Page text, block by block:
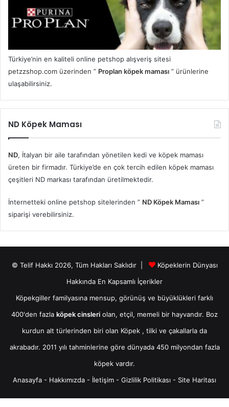
Türkiye’nin en kaliteli online petshop alışveriş sitesi
petzzshop.com üzerinden ” Proplan köpek maması ” ürünlerine
ulaşabilirsiniz.
ND Köpek Maması
ND, İtalyan bir aile tarafından yönetilen kedi ve köpek maması
üreten bir firmadır. Türkiye’de en çok tercih edilen köpek maması
çeşitleri ND markası tarafından üretilmektedir.
İnternetteki online petshop sitelerinden ” ND Köpek Maması ”
siparişi verebilirsiniz.
© Telif Hakkı 2026, Tüm Hakları Saklıdır |
Köpeklerin Dünyası
Hakkında En Kapsamlı İçerikler
Köpekgiller familyasına mensup, görünüş ve büyüklükleri farklı
400'den fazla köpek cinsleri olan, etçil, memeli bir hayvandır. Boz
kurdun alt türlerinden biri olan Köpek , tilki ve çakallarla da
akrabadır. 2011 yılı tahminlerine göre dünyada 450 milyondan fazla
köpek vardır.
Anasayfa - Hakkımızda - İletişim - Gizlilik Politikası - Site Haritası